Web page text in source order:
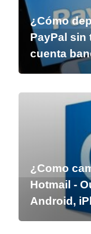
¿Cómo
PayPal sin
cuenta
¿Como
Hotmail -
Android,